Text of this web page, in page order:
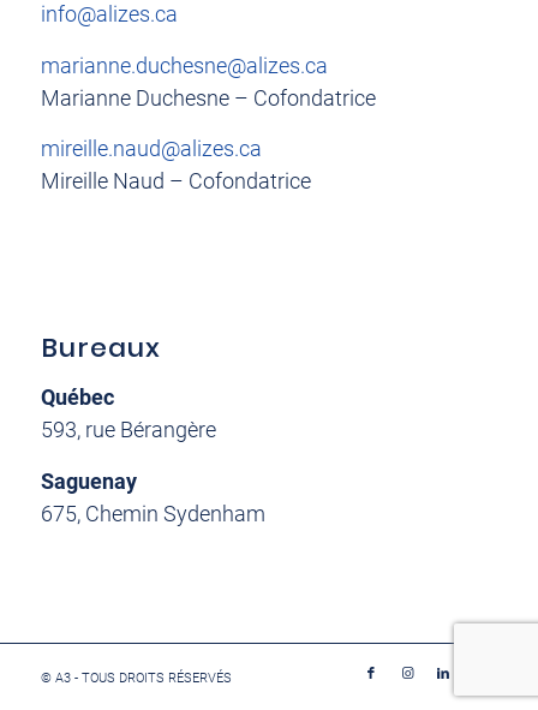
info@alizes.ca
marianne.duchesne@alizes.ca
Marianne Duchesne – Cofondatrice
mireille.naud@alizes.ca
Mireille Naud – Cofondatrice
Bureaux
Québec
593, rue Bérangère
Saguenay
675, Chemin Sydenham
© A3 - TOUS DROITS RÉSERVÉS